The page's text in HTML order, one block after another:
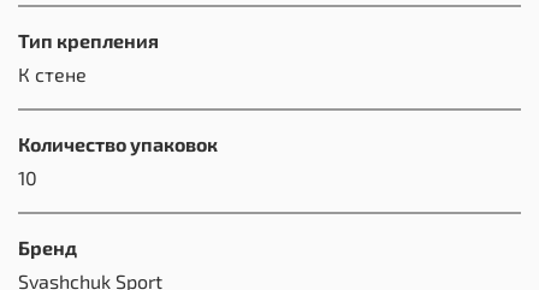
Тип крепления
К стене
Количество упаковок
10
Бренд
Svashchuk Sport